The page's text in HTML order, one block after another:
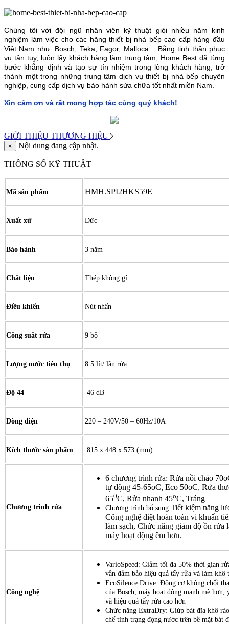
Chúng tôi với đội ngũ nhân viên kỹ thuật giỏi nhiều năm kinh
nghiệm làm việc cho các hãng thiết bị nhà bếp cao cấp hàng đầu
Việt Nam như: Bosch, Teka, Fagor, Malloca….Bằng tinh thần phục
vụ tận tụy, luôn lấy khách hàng làm trung tâm, Home Best đã từng
bước khẳng định và tạo sự tín nhiệm trong lòng khách hàng, trở
thành một trong những trung tâm dịch vụ thiết bị nhà bếp chuyên
nghiệp, cung cấp dịch vụ bảo hành sửa chữa tốt nhất miền Nam.
Xin cảm ơn và rất mong hợp tác cùng quý khách!
GIỚI THIỆU THƯƠNG HIỆU
× Nội dung đang cập nhật.
THÔNG SỐ KỸ THUẬT
Mã sản phẩm HMH.SPI2HKS59E
Xuất xứ Đức
Bảo hành 3 năm
Chất liệu Thép không gỉ
Điều khiển Nút nhấn
Công suất rửa 9 bộ
Lượng nước tiêu thụ 8.5 lít/ lần rửa
Độ 44 46 dB
Dòng điện 220 – 240V/50 – 60Hz/10A
Kích thước sản phẩm 815 x 448 x 573 (mm)
Chương trình rửa
6 chương trình rửa: Rửa nồi chảo
tự động 45-65oC, Eco 50oC, Rửa
650C, Rửa nhanh 45oC, Tráng
Chương trình bổ sung:Tiết kiệm năng
Công nghệ diệt hoàn toàn vi khuẩn
làm sạch, Chức năng giảm độ ồn rửa
máy hoạt động êm hơn.
Công nghệ
VarioSpeed: Giảm tối đa 50% thời gian
vẫn đảm bảo hiệu quả tẩy rửa và làm khô
EcoSilence Drive: Động cơ không chổi
của Bosch, máy hoạt động mạnh mẽ hơn,
và hiệu quả tẩy rửa cao hơn
Chức năng ExtraDry: Giúp bát đĩa khô
chế tình trạng đọng nước trên bề mặt bát